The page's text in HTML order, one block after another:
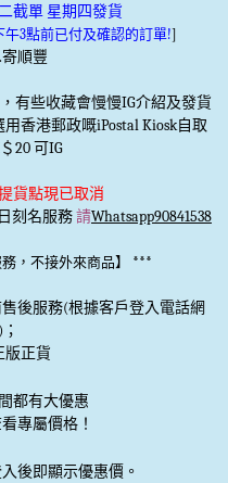
截單 星期四發貨
午3點前已付及確認的訂單!]
順豐
有些收藏會慢慢IG介紹及發貨
香港郵政嘅iPostal Kiosk自取
20 可IG
貨點現已取消
刻名服務請Whatsapp90841538
，不接外來商品】 ***
後服務(根據客戶登入電話網
版正貨
都有大優惠
專屬價格！
入後即顯示優惠價。